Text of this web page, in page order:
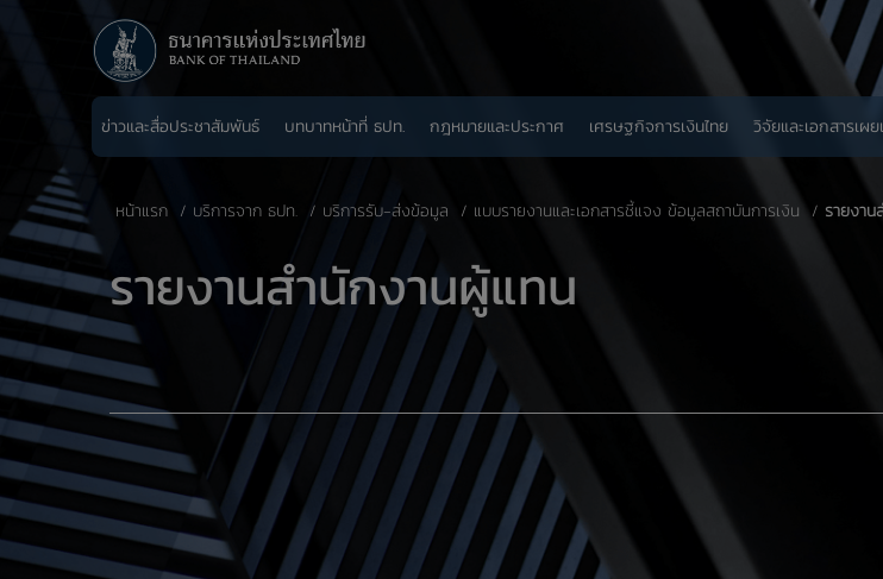
ข่าวและสื่อประชาสัมพันธ์ บทบาทหน้าที่ ธปท. กฎหมายและประกาศ เศรษฐกิจการเงินไทย วิจัยและเอกสารเผ
หน้าแรก บริการจาก ธปท. บริการรับ-ส่งข้อมูล แบบรายงานและเอกสารชี้แจง ข้อมูลสถาบันการเงิน รายงา
​รายงานสำนักงานผู้แทน